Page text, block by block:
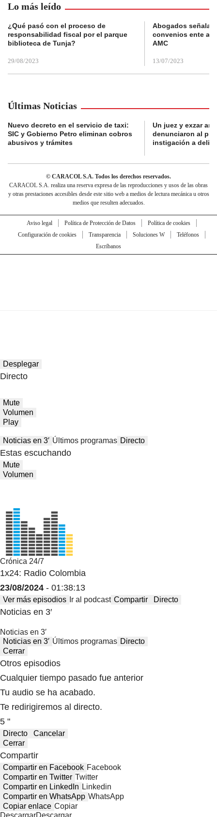
Lo más leído
¿Qué pasó con el proceso de
responsabilidad fiscal por el parque
biblioteca de Tunja?
29/08/2023
Abogados
convenios ente
AMC
13/07/2023
Últimas Noticias
Nuevo decreto en el servicio de taxi:
SIC y Gobierno Petro eliminan cobros
abusivos y trámites
Un juez y exzar
denunciaron al
instigación a
© CARACOL S.A. Todos los derechos reservados.
CARACOL S.A. realiza una reserva expresa de las reproducciones y usos de las obras
y otras prestaciones accesibles desde este sitio web a medios de lectura mecánica u otros
medios que resulten adecuados.
Aviso legal Política de Protección de Datos
Política de cookies
Configuración de cookies
Transparencia Soluciones W
Teléfonos
Escríbanos
Desplegar
Directo
Mute
Volumen
Play
Noticias en 3′ Últimos programas Directo
Estas escuchando
Mute
Volumen
Crónica 24/7
1x24: Radio Colombia
23/08/2024 - 01:38:13
Ver más episodios Ir al podcast Compartir Directo
Noticias en 3′
Noticias en 3′
Noticias en 3′ Últimos programas Directo
Cerrar
Otros episodios
Cualquier tiempo pasado fue anterior
Tu audio se ha acabado.
Te redirigiremos al directo.
5 "
Directo
Cancelar
Cerrar
Compartir
Compartir en Facebook Facebook
Compartir en Twitter Twitter
Compartir en LinkedIn Linkedin
Compartir en WhatsApp WhatsApp
Copiar enlace Copiar
DescargarDescargar